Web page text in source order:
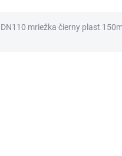
mriežka čierny plast